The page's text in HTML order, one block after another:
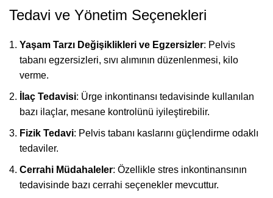
Tedavi ve Yönetim Seçenekleri
Yaşam Tarzı Değişiklikleri ve Egzersizler: Pelvis
tabanı egzersizleri, sıvı alımının düzenlenmesi, kilo
verme.
İlaç Tedavisi: Ürge inkontinansı tedavisinde kullanılan
bazı ilaçlar, mesane kontrolünü iyileştirebilir.
Fizik Tedavi: Pelvis tabanı kaslarını güçlendirme odaklı
tedaviler.
Cerrahi Müdahaleler: Özellikle stres inkontinansının
tedavisinde bazı cerrahi seçenekler mevcuttur.